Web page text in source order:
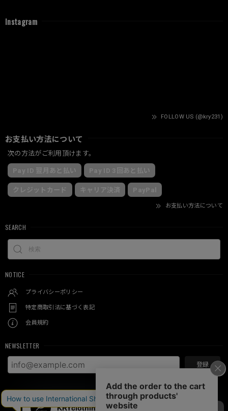
Instagram
FOLLOW US (@kry231)
お支払い方法について
次の方法がご利用頂けます。
Pay ID 翌月あと払い Pay ID 3回あと払い
クレジットカード キャリア決済 PayPal
お支払い方法について
SEARCH
NOTICE
プライバシーポリシー
特定商取引法に基づく表記
会員規約
NEWSLETTER
登録